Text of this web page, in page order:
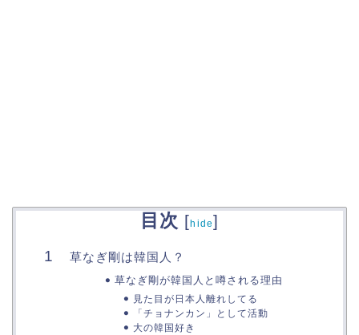
目次 [hide]
草なぎ剛は韓国人？
草なぎ剛が韓国人と噂される理由
見た目が日本人離れしてる
「チョナンカン」として活動
大の韓国好き